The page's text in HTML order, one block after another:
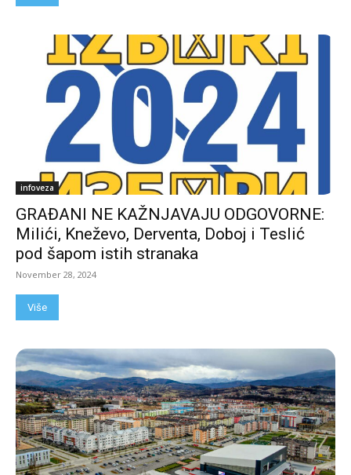
infoveza
GRAĐANI NE KAŽNJAVAJU ODGOVORNE:
Milići, Kneževo, Derventa, Doboj i Teslić
pod šapom istih stranaka
November 28, 2024
Više